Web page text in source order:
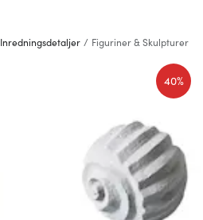
Inredningsdetaljer / Figuriner & Skulpturer
40%